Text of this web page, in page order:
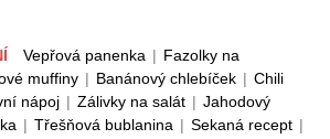
Vepřová panenka | Fazolky na
muffiny | Banánový chlebíček | Chili
nápoj | Zálivky na salát | Jahodový
| Třešňová bublanina | Sekaná recept |